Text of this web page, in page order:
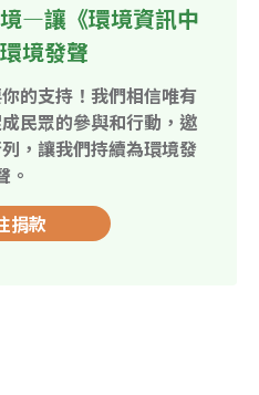
—讓《環境資訊中
境發聲
的支持！我們相信唯有
民眾的參與和行動，邀
，讓我們持續為環境發
。
捐款